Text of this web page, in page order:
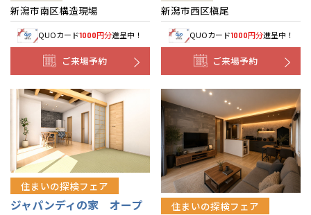
新潟市南区構造現場
QUOカード1000円分進呈中！
ご来場予約
新潟市西区槇尾
QUOカード1000円分進呈中！
ご来場予約
住まいの探検フェア
ジャパンディの家 オープ
住まいの探検フェア